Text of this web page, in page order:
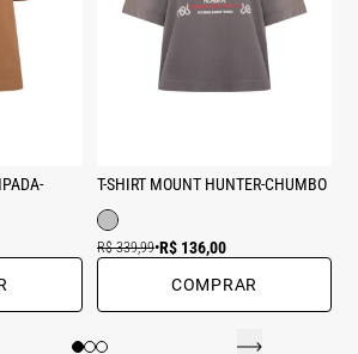
T-SHIRT MOUNT HUNTER-CHUMBO
R$ 339,99•R$ 136,00
COMPRAR